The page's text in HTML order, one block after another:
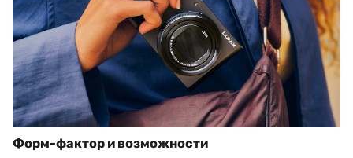
Форм-фактор и возможности